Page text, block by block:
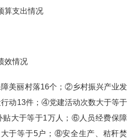
算支出情况
效情况
美丽村落16个；②乡村振兴产业发
动13件；④党建活动次数大于等于
大于等于1万人；⑥人员经费保障
于等于5户；⑧安全生产、秸秆焚